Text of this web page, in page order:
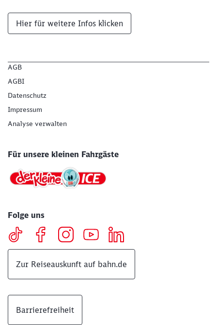
Hier für weitere Infos klicken
AGB
AGBI
Datenschutz
Impressum
Analyse verwalten
Für unsere kleinen Fahrgäste
Folge uns
Zur Reiseauskunft auf bahn.de
Barrierefreiheit